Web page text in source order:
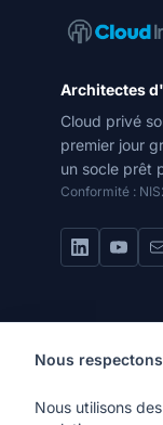
Nous
Nous utilisons
Architectes
Cloud privé
premier jour
un socle prêt
Conformité :